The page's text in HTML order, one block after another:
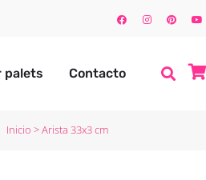
palets Contacto
Inicio >Arista 33x3 cm